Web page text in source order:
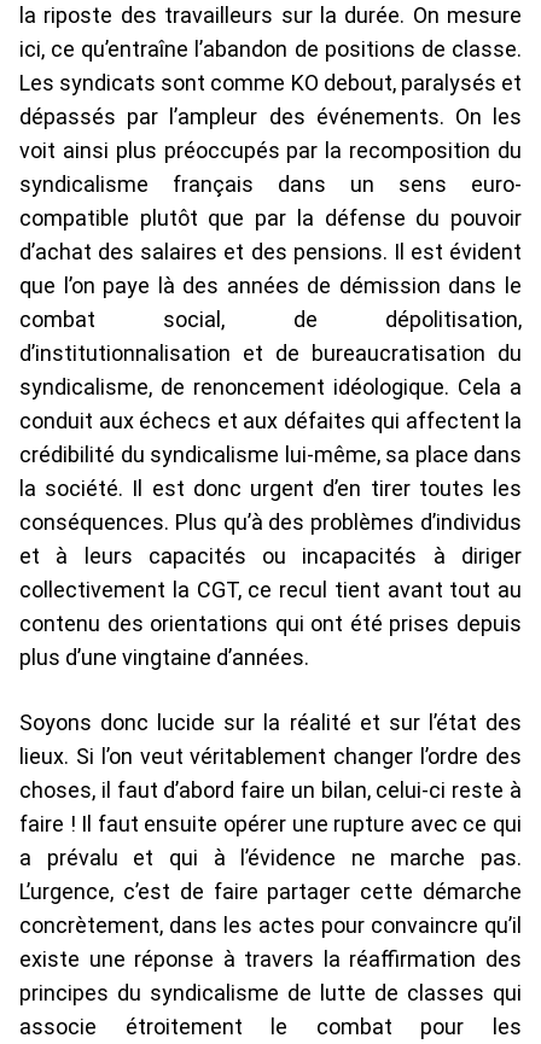
la riposte des travailleurs sur la durée. On mesure
ici, ce qu’entraîne l’abandon de positions de classe.
Les syndicats sont comme KO debout, paralysés et
dépassés par l’ampleur des événements. On les
voit ainsi plus préoccupés par la recomposition du
syndicalisme français dans un sens euro-
compatible plutôt que par la défense du pouvoir
d’achat des salaires et des pensions. Il est évident
que l’on paye là des années de démission dans le
combat social, de dépolitisation,
d’institutionnalisation et de bureaucratisation du
syndicalisme, de renoncement idéologique. Cela a
conduit aux échecs et aux défaites qui affectent la
crédibilité du syndicalisme lui-même, sa place dans
la société. Il est donc urgent d’en tirer toutes les
conséquences. Plus qu’à des problèmes d’individus
et à leurs capacités ou incapacités à diriger
collectivement la CGT, ce recul tient avant tout au
contenu des orientations qui ont été prises depuis
plus d’une vingtaine d’années.
Soyons donc lucide sur la réalité et sur l’état des
lieux. Si l’on veut véritablement changer l’ordre des
choses, il faut d’abord faire un bilan, celui-ci reste à
faire ! Il faut ensuite opérer une rupture avec ce qui
a prévalu et qui à l’évidence ne marche pas.
L’urgence, c’est de faire partager cette démarche
concrètement, dans les actes pour convaincre qu’il
existe une réponse à travers la réaffirmation des
principes du syndicalisme de lutte de classes qui
associe étroitement le combat pour les